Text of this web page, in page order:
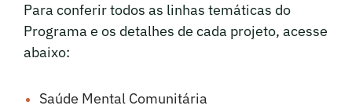
Para conferir todos as linhas temáticas do
Programa e os detalhes de cada projeto, acesse
abaixo:
Saúde Mental Comunitária